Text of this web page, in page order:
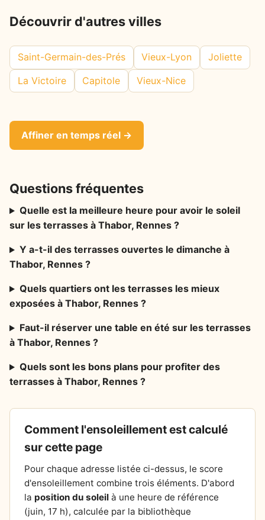
Découvrir d'autres villes
Saint-Germain-des-Prés Vieux-Lyon
Joliette
La Victoire
Capitole Vieux-Nice
Affiner en temps réel →
Questions fréquentes
Quelle est la meilleure heure pour avoir le soleil
sur les terrasses à Thabor, Rennes ?
Y a-t-il des terrasses ouvertes le dimanche à
Thabor, Rennes ?
Quels quartiers ont les terrasses les mieux
exposées à Thabor, Rennes ?
Faut-il réserver une table en été sur les terrasses
à Thabor, Rennes ?
Quels sont les bons plans pour profiter des
terrasses à Thabor, Rennes ?
Comment l'ensoleillement est calculé
sur cette page
Pour chaque adresse listée ci-dessus, le score
d'ensoleillement combine trois éléments. D'abord
la position du soleil à une heure de référence
(juin, 17 h), calculée par la bibliothèque